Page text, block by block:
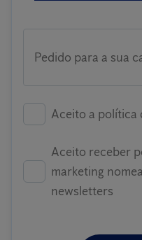
Pedido para a sua
Aceito a política
Aceito receber
marketing
newsletters